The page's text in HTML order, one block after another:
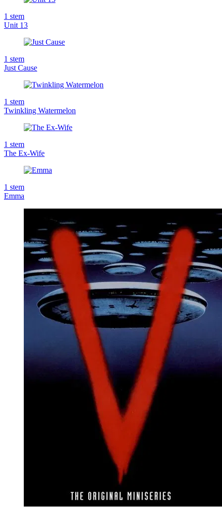
1 stem
Unit 13
1 stem
Just Cause
1 stem
Twinkling Watermelon
1 stem
The Ex-Wife
1 stem
Emma